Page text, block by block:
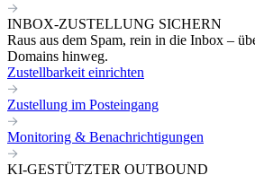
INBOX-ZUSTELLUNG SICHERN
Raus aus dem Spam, rein in die Inbox –
Domains hinweg.
Zustellbarkeit einrichten
Zustellung im Posteingang
Monitoring & Benachrichtigungen
KI-GESTÜTZTER OUTBOUND